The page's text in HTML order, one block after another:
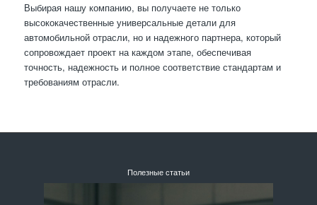
Выбирая нашу компанию, вы получаете не только
высококачественные универсальные детали для
автомобильной отрасли, но и надежного партнера, который
сопровождает проект на каждом этапе, обеспечивая
точность, надежность и полное соответствие стандартам и
требованиям отрасли.
Полезные статьи